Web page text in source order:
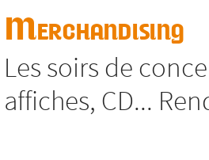
Merchandising
Les soirs de
affiches, CD...